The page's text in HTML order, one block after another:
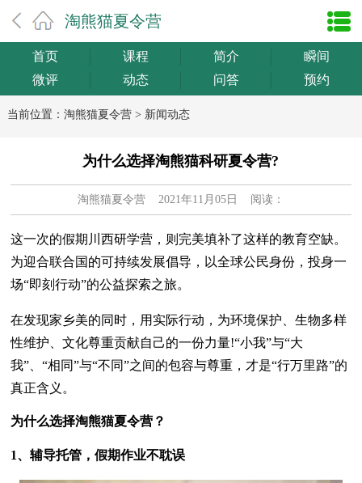
淘熊猫夏令营
首页 课程 简介
瞬间
微评
动态 问答 预约
当前位置： 淘熊猫夏令营> 新闻动态
为什么选择淘熊猫科研夏令营?
淘熊猫夏令营2021年11月05日 阅读：
这一次的假期川西研学营，则完美填补了这样的教育空缺。
为迎合联合国的可持续发展倡导，以全球公民身份，投身一
场“即刻行动”的公益探索之旅。
在发现家乡美的同时，用实际行动，为环境保护、生物多样
性维护、文化尊重贡献自己的一份力量!“小我”与“大
我”、“相同”与“不同”之间的包容与尊重，才是“行万里路”的
真正含义。
为什么选择淘熊猫夏令营？
1、辅导托管，假期作业不耽误